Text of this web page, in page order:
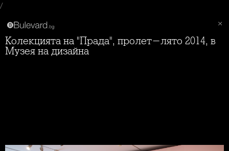
/
Колекцията на "Прада", пролет-лято 2014, в
Музея на дизайна